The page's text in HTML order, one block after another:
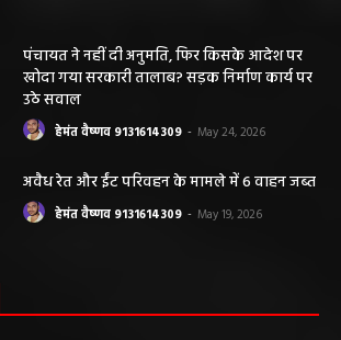
पंचायत ने नहीं दी अनुमति, फिर किसके आदेश पर
खोदा गया सरकारी तालाब? सड़क निर्माण कार्य पर
उठे सवाल
हेमंत वैष्णव 9131614309 - May 24, 2026
अवैध रेत और ईंट परिवहन के मामले में 6 वाहन जब्त
हेमंत वैष्णव 9131614309 - May 19, 2026